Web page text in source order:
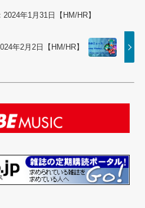
年1月31日【HM/HR】
年2月2日【HM/HR】